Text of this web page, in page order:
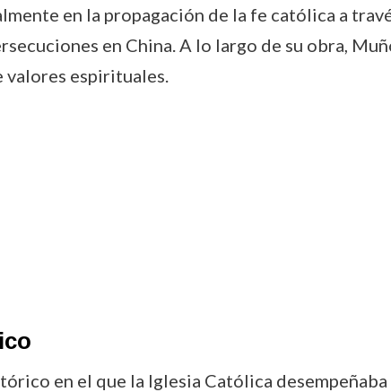
en la propagación de la fe católica a
en China. A lo largo de su obra,
valores espirituales.
en el que la Iglesia Católica